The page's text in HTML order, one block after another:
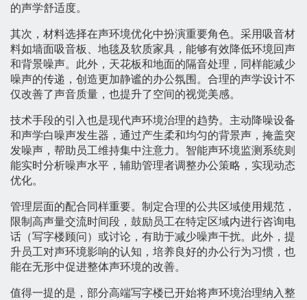
的声学舒适度。
其次，材料选择在声环境优化中扮演重要角色。采用吸音材
料如墙面吸音板、地毯及软质家具，能够有效降低环境回声
和背景噪声。此外，天花板和地面的隔音处理，同样能减少
噪声的传递，创造更加静谧的办公氛围。合理的声学设计不
仅改善了声音质量，也提升了空间的视觉美感。
技术手段的引入也是现代声环境治理的趋势。主动降噪设备
和声学白噪声发生器，通过产生柔和均匀的背景声，掩盖突
发噪声，帮助员工维持集中注意力。智能声环境监测系统则
能实时分析噪声水平，辅助管理者调整办公策略，实现动态
优化。
管理层面的配合同样重要。制定合理的公共区域使用规范，
限制高声量交流时间段，鼓励员工在特定区域内进行咨询电
话（写字楼顾问）或讨论，有助于减少噪声干扰。此外，提
升员工对声环境影响的认知，培养良好的办公行为习惯，也
能在无形中促进整体声环境的改善。
值得一提的是，部分高端写字楼已开始将声环境治理纳入整